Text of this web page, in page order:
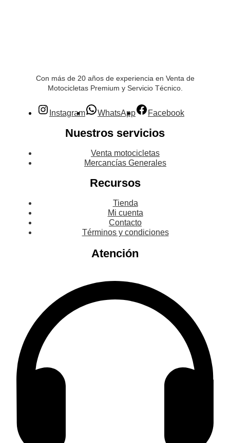
Con más de 20 años de experiencia en Venta de
Motocicletas Premium y Servicio Técnico.
Instagram WhatsApp Facebook
Nuestros servicios
Venta motocicletas
Mercancías Generales
Recursos
Tienda
Mi cuenta
Contacto
Términos y condiciones
Atención